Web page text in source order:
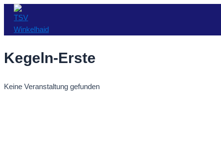
Zum
Inhalt
springen
Kegeln-Erste
Keine Veranstaltung gefunden